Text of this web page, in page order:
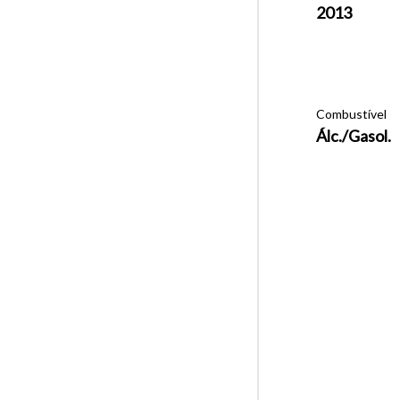
2013
Combustível
Álc./Gasol.